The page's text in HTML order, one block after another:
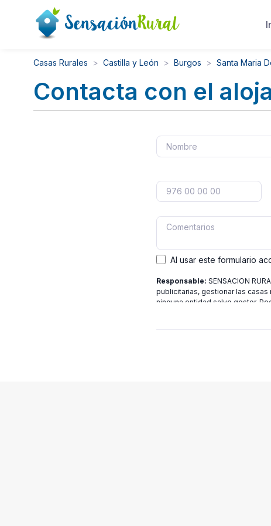
Casas Rurales Castilla y León Burgos Santa Maria
Contacta con el
Al usar este formulario
Responsable: SENSACION
publicitarias, gestionar las casas
ninguna entidad salvo gestor.